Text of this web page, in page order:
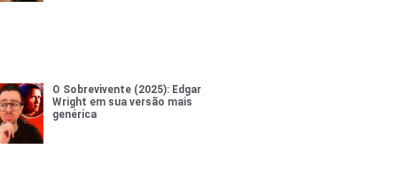
O Sobrevivente (2025): Edgar
Wright em sua versão mais
genérica